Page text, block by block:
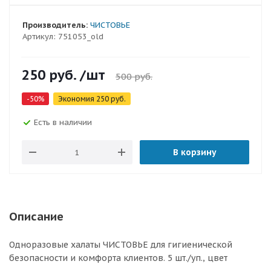
Артикул: 751053_old
Производитель: ЧИСТОВЬЕ
250 руб. /шт 500руб.
-50% Экономия 250 руб.
Есть в наличии
В корзину
Описание
Одноразовые халаты ЧИСТОВЬЕ для гигиенической
безопасности и комфорта клиентов. 5 шт./уп., цвет